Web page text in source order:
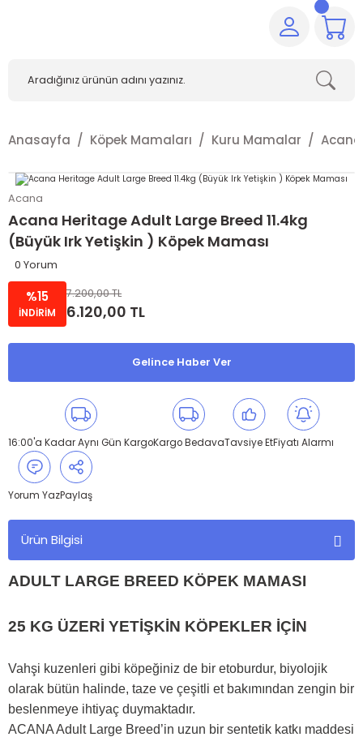
Anasayfa Köpek Mamaları Kuru Mamalar Acana
Acana
Acana Heritage Adult Large Breed 11.4kg
(Büyük Irk Yetişkin ) Köpek Maması
0 Yorum
%15
İNDİRİM
7.200,00 TL
6.120,00 TL
Gelince Haber Ver
16:00'a Kadar Aynı Gün KargoKargo BedavaTavsiye EtFiyatı Alarmı
Yorum YazPaylaş
Ürün Bilgisi
ADULT LARGE BREED KÖPEK MAMASI
25 KG ÜZERİ YETİŞKİN KÖPEKLER İÇİN
Vahşi kuzenleri gibi köpeğiniz de bir etoburdur, biyolojik
olarak bütün halinde, taze ve çeşitli et bakımından zengin bir
beslenmeye ihtiyaç duymaktadır.
ACANA Adult Large Breed’in uzun bir sentetik katkı maddesi